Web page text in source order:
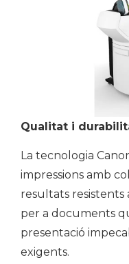
Qualitat i
La tecnologia
impressions amb
resultats resistents
per a documents
presentació
exigents.